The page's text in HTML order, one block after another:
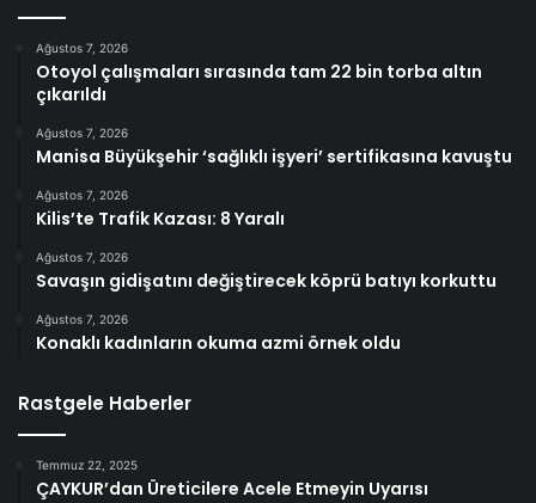
Ağustos 7, 2026
Otoyol çalışmaları sırasında tam 22 bin torba altın
çıkarıldı
Ağustos 7, 2026
Manisa Büyükşehir ‘sağlıklı işyeri’ sertifikasına kavuştu
Ağustos 7, 2026
Kilis’te Trafik Kazası: 8 Yaralı
Ağustos 7, 2026
Savaşın gidişatını değiştirecek köprü batıyı korkuttu
Ağustos 7, 2026
Konaklı kadınların okuma azmi örnek oldu
Rastgele Haberler
Temmuz 22, 2025
ÇAYKUR’dan Üreticilere Acele Etmeyin Uyarısı